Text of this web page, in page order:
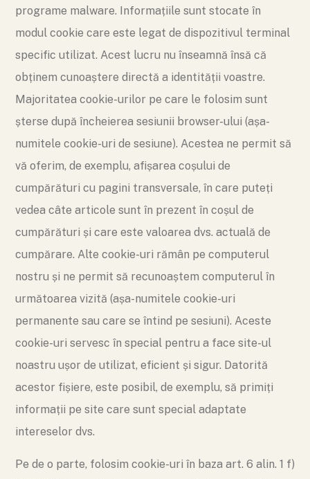
programe malware. Informațiile sunt stocate în
modul cookie care este legat de dispozitivul terminal
specific utilizat. Acest lucru nu înseamnă însă că
obținem cunoaștere directă a identității voastre.
Majoritatea cookie-urilor pe care le folosim sunt
șterse după încheierea sesiunii browser-ului (așa-
numitele cookie-uri de sesiune). Acestea ne permit să
vă oferim, de exemplu, afișarea coșului de
cumpărături cu pagini transversale, în care puteți
vedea câte articole sunt în prezent în coșul de
cumpărături și care este valoarea dvs. actuală de
cumpărare. Alte cookie-uri rămân pe computerul
nostru și ne permit să recunoaștem computerul în
următoarea vizită (așa-numitele cookie-uri
permanente sau care se întind pe sesiuni). Aceste
cookie-uri servesc în special pentru a face site-ul
noastru ușor de utilizat, eficient și sigur. Datorită
acestor fișiere, este posibil, de exemplu, să primiți
informații pe site care sunt special adaptate
intereselor dvs.
Pe de o parte, folosim cookie-uri în baza art. 6 alin. 1 f)